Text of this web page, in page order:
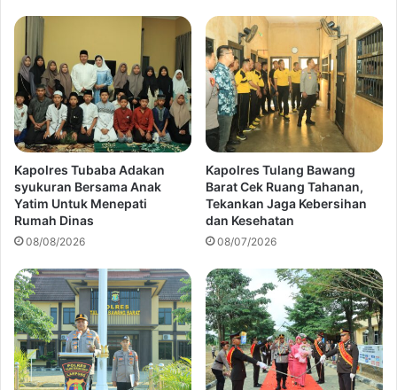
Kapolres Tubaba Adakan
syukuran Bersama Anak
Yatim Untuk Menepati
Rumah Dinas
08/08/2026
Kapolres Tulang Bawang
Barat Cek Ruang Tahanan,
Tekankan Jaga Kebersihan
dan Kesehatan
08/07/2026